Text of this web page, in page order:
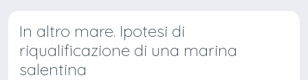
In altro mare. Ipotesi di
riqualificazione di una marina
salentina